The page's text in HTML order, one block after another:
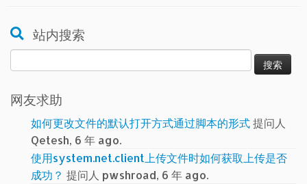
站内搜索
索：
网友求助
如何更改文件的默认打开方式通过脚本的形式提问人
Qetesh, 6 年 ago.
使用system.net.client上传文件时如何获取上传是否
成功？ 提问人 pwshroad, 6 年 ago.